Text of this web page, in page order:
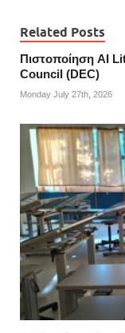
Related Posts
Πιστοποίηση AI
Council (DEC)
Monday July 27th, 2026